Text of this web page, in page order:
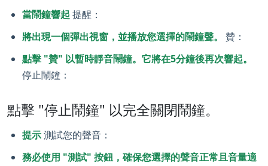
當鬧鐘響起 提醒：
將出現一個彈出視窗，並播放您選擇的鬧鐘聲。
贊：
點擊 "贊" 以暫時靜音鬧鐘。它將在5分鐘後再次響起。
停止鬧鐘：
點擊 "停止鬧鐘" 以完全關閉鬧鐘。
提示測試您的聲音：
務必使用 "測試" 按鈕，確保您選擇的聲音正常且音量適